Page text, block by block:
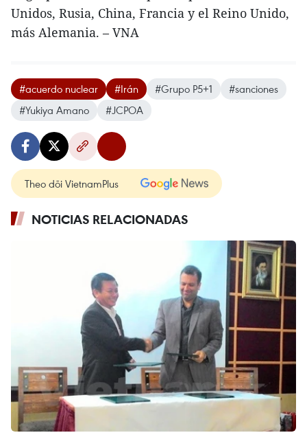
Unidos, Rusia, China, Francia y el Reino Unido,
más Alemania. – VNA
#acuerdo nuclear #Irán #Grupo P5+1
#sanciones
#Yukiya Amano
#JCPOA
Theo dõi VietnamPlus
NOTICIAS RELACIONADAS